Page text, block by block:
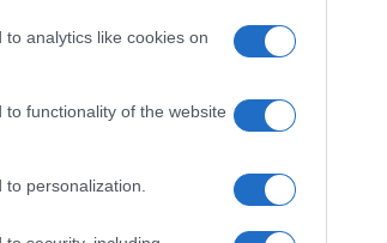
analytics like cookies on
functionality of the website
personalization.
Ιός Δυτικού Νείλου:
6 θάνατοι στη χώρα
Μεταμόρφωση του
και η αλλαγή του καιρού